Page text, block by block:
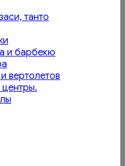
танто
и барбекю
вертолетов